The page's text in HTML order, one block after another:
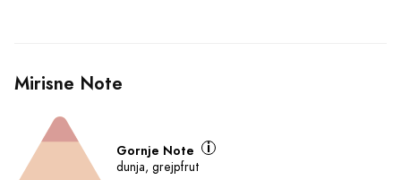
Mirisne Note
Gornje Note
dunja, grejpfrut